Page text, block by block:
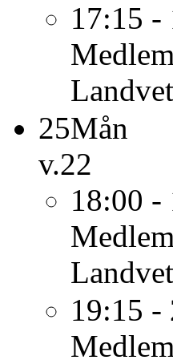
17:15 -
Medlem
25Mån
v.22
18:00 -
Medlem
19:15 -
Medlem